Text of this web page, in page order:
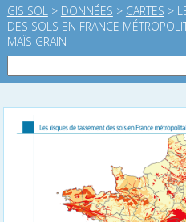
GIS SOL > DONNÉES > CARTES >
DES SOLS EN FRANCE
MAÏS GRAIN